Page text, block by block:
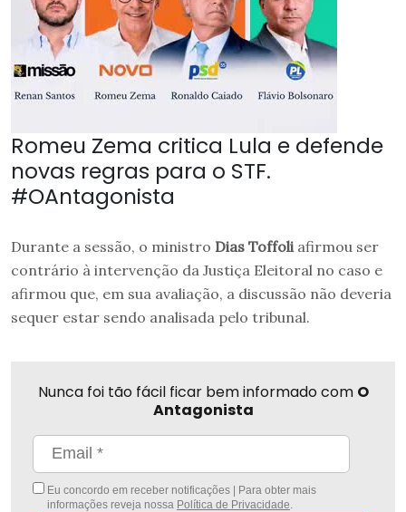
Romeu Zema critica Lula e defende
novas regras para o STF.
#OAntagonista
Durante a sessão, o ministro Dias Toffoli afirmou ser
contrário à intervenção da Justiça Eleitoral no caso e
afirmou que, em sua avaliação, a discussão não deveria
sequer estar sendo analisada pelo tribunal.
Nunca foi tão fácil ficar bem informado com O
Antagonista
Eu concordo em receber notificações | Para obter mais
informações reveja nossa Política de Privacidade